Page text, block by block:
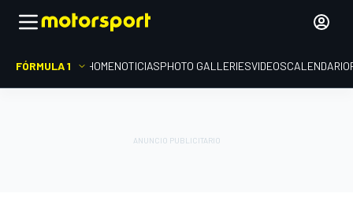
FÓRMULA 1 HOMENOTICIASPHOTO GALLERIESVIDEOSCALENDARIO